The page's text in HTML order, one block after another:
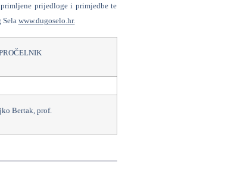
prijedloge i primjedbe te
Sela www.dugoselo.hr.
Bertak, prof.